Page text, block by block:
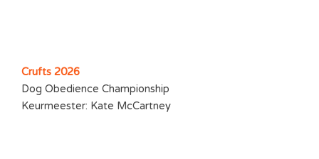
Crufts 2026
Dog Obedience Championship
Keurmeester: Kate McCartney